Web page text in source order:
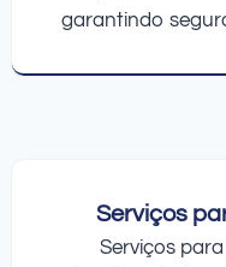
garantindo
Serviços
Serviços